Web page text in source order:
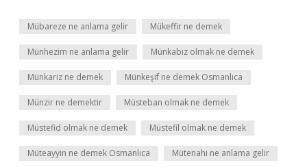
Mübareze ne anlama gelir Mükeffir ne demek
Münhezim ne anlama gelir Münkabız olmak ne demek
Münkariz ne demek Münkeşif ne demek Osmanlıca
Münzir ne demektir Müsteban olmak ne demek
Müstefid olmak ne demek Müstefil olmak ne demek
Müteayyin ne demek Osmanlıca Mütenahi ne anlama gelir